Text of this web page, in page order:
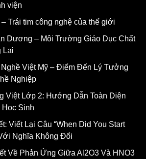
viện
Trái tim công nghệ của thế giới
Dương – Môi Trường Giáo Dục Chất
Lai
Việt Mỹ – Điểm Đến Lý Tưởng
Nghiệp
Việt Lớp 2: Hướng Dẫn Toàn Diện
Sinh
Viết Lại Câu “When Did You Start
Nghĩa Không Đổi
Về Phản Ứng Giữa Al2O3 Và HNO3